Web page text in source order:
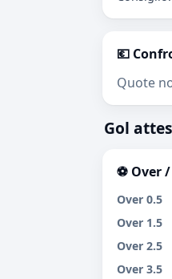
💶
Quote
Gol
⚽ Over
Over 0.5
Over 1.5
Over 2.5
Over 3.5